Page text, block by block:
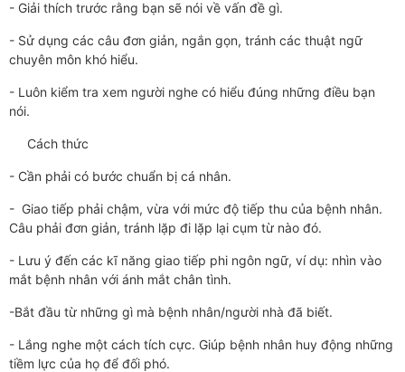
- Giải thích trước rằng bạn sẽ nói về vấn đề gì.
- Sử dụng các câu đơn giản, ngắn gọn, tránh các thuật ngữ
chuyên môn khó hiểu.
- Luôn kiểm tra xem người nghe có hiểu đúng những điều bạn
nói.
Cách thức
- Cần phải có bước chuẩn bị cá nhân.
- Giao tiếp phải chậm, vừa với mức độ tiếp thu của bệnh nhân.
Câu phải đơn giản, tránh lặp đi lặp lại cụm từ nào đó.
- Lưu ý đến các kĩ năng giao tiếp phi ngôn ngữ, ví dụ: nhìn vào
mắt bệnh nhân với ánh mắt chân tình.
-Bắt đầu từ những gì mà bệnh nhân/người nhà đã biết.
- Lắng nghe một cách tích cực. Giúp bệnh nhân huy động những
tiềm lực của họ để đối phó.